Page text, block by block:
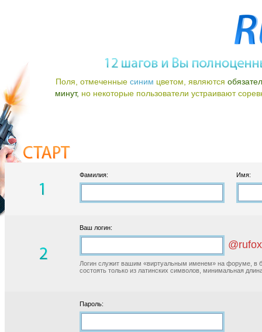
Поля, отмеченные синим цветом, являются
минут, но некоторые пользователи устраивают
Фамилия: Имя:
Ваш логин:
Логин служит вашим «виртуальным именем» на форуме, в
состоять только из латинских символов, минимальная
Пароль: